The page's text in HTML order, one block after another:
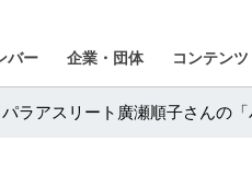
バー 企業・団体 コンテンツ
パラアスリート廣瀬順子さんの「